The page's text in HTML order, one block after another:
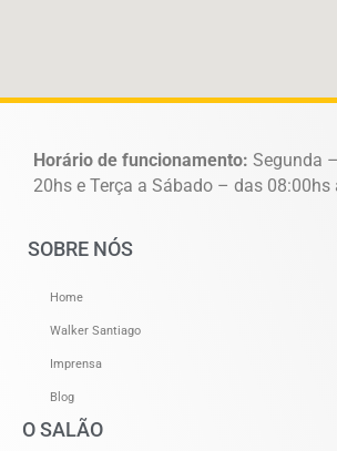
Horário de funcionamento: Segunda
20hs e Terça a Sábado – das 08:00hs
SOBRE NÓS
Home
Walker Santiago
Imprensa
Blog
O SALÃO